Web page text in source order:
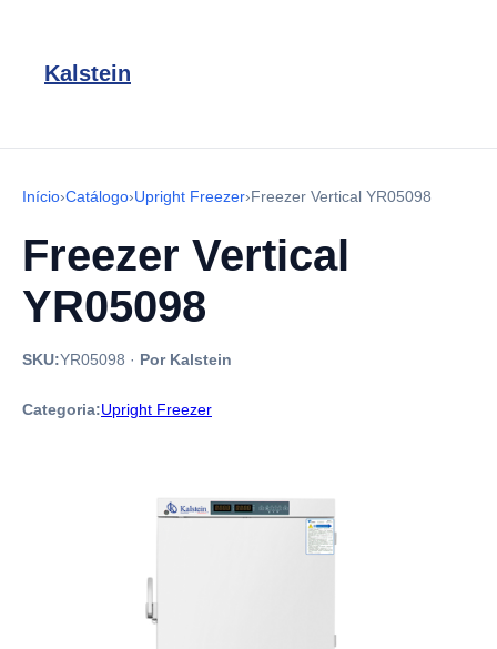
Kalstein
Início›Catálogo›Upright Freezer›Freezer Vertical YR05098
Freezer Vertical
YR05098
SKU:YR05098 · Por Kalstein
Categoria:Upright Freezer